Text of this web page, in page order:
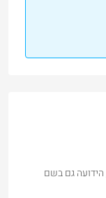
הידועה גם בשם